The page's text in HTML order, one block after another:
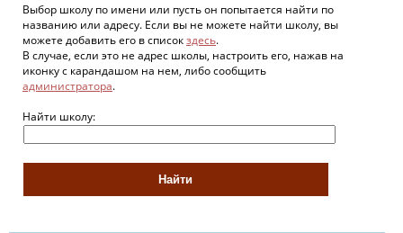
Выбор школу по имени или пусть он попытается найти по
названию или адресу. Если вы не можете найти школу, вы
можете добавить его в списокздесь.
В случае, если это не адрес школы, настроить его, нажав на
иконку с карандашом на нем, либо сообщить
администратора.
Найти школу: